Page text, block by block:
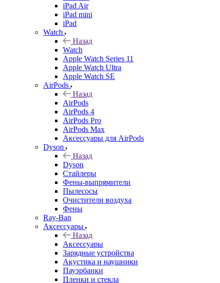
iPad Air
iPad mini
iPad
Watch
Назад
Watch
Apple Watch Series 11
Apple Watch Ultra
Apple Watch SE
AirPods
Назад
AirPods
AirPods 4
AirPods Pro
AirPods Max
Аксессуары для AirPods
Dyson
Назад
Dyson
Стайлеры
Фены-выпрямители
Пылесосы
Очистители воздуха
Фены
Ray-Ban
Аксессуары
Назад
Аксессуары
Зарядные устройства
Акустика и наушники
Пауэрбанки
Пленки и стекла